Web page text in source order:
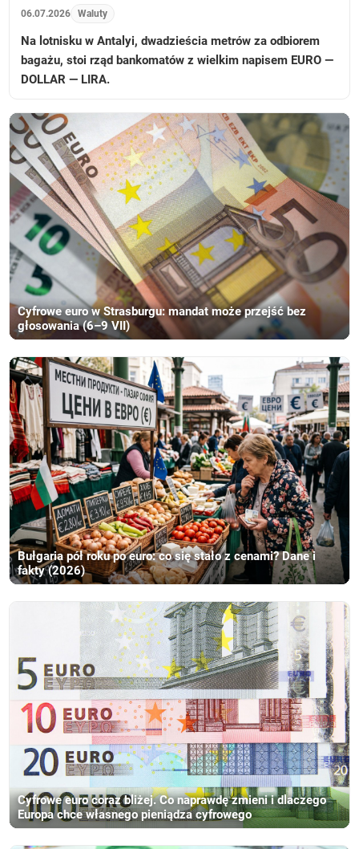
06.07.2026 Waluty
Na lotnisku w Antalyi, dwadzieścia metrów za odbiorem
bagażu, stoi rząd bankomatów z wielkim napisem EURO —
DOLLAR — LIRA.
Cyfrowe euro w Strasburgu: mandat może przejść bez
głosowania (6–9 VII)
Bułgaria pół roku po euro: co się stało z cenami? Dane i
fakty (2026)
Cyfrowe euro coraz bliżej. Co naprawdę zmieni i dlaczego
Europa chce własnego pieniądza cyfrowego